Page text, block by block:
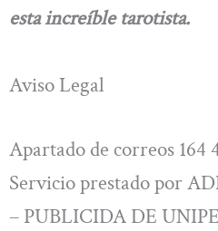
estaincreíble tarotista.
Aviso Legal
Apartado de correos 164
Servicio prestado por
– PUBLICIDA DE